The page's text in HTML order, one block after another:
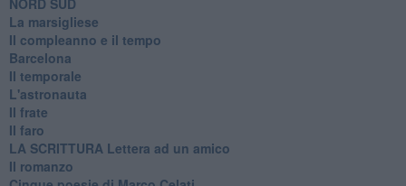
La marsigliese
Il compleanno e il tempo
Barcelona
Il temporale
L'astronauta
Il frate
Il faro
​LA SCRITTURA Lettera ad un amico
Il romanzo